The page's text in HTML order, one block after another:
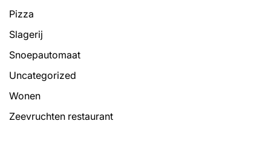
Pizza
Slagerij
Snoepautomaat
Uncategorized
Wonen
Zeevruchten restaurant